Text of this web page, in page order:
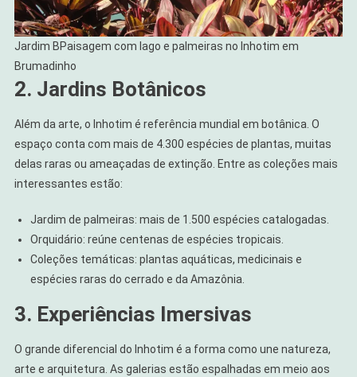
Jardim BPaisagem com lago e palmeiras no Inhotim em
Brumadinho
2. Jardins Botânicos
Além da arte, o Inhotim é referência mundial em botânica. O
espaço conta com mais de 4.300 espécies de plantas, muitas
delas raras ou ameaçadas de extinção. Entre as coleções mais
interessantes estão:
Jardim de palmeiras: mais de 1.500 espécies catalogadas.
Orquidário: reúne centenas de espécies tropicais.
Coleções temáticas: plantas aquáticas, medicinais e
espécies raras do cerrado e da Amazônia.
3. Experiências Imersivas
O grande diferencial do Inhotim é a forma como une natureza,
arte e arquitetura. As galerias estão espalhadas em meio aos